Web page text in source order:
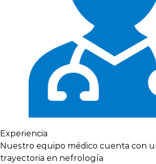
Experiencia
Nuestro equipo médico cuenta con
trayectoria en nefrología